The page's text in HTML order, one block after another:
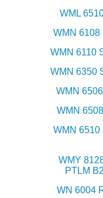
WML
WMN 6108
WMN 6110
WMN 6350
WMN
WMN
WMN 6510
WMY
PTLM B2
WN 6004